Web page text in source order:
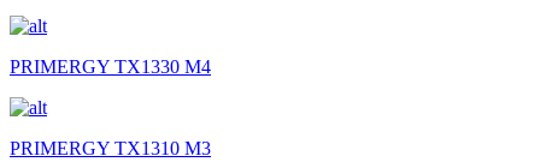
PRIMERGY TX1330 M4
PRIMERGY TX1310 M3